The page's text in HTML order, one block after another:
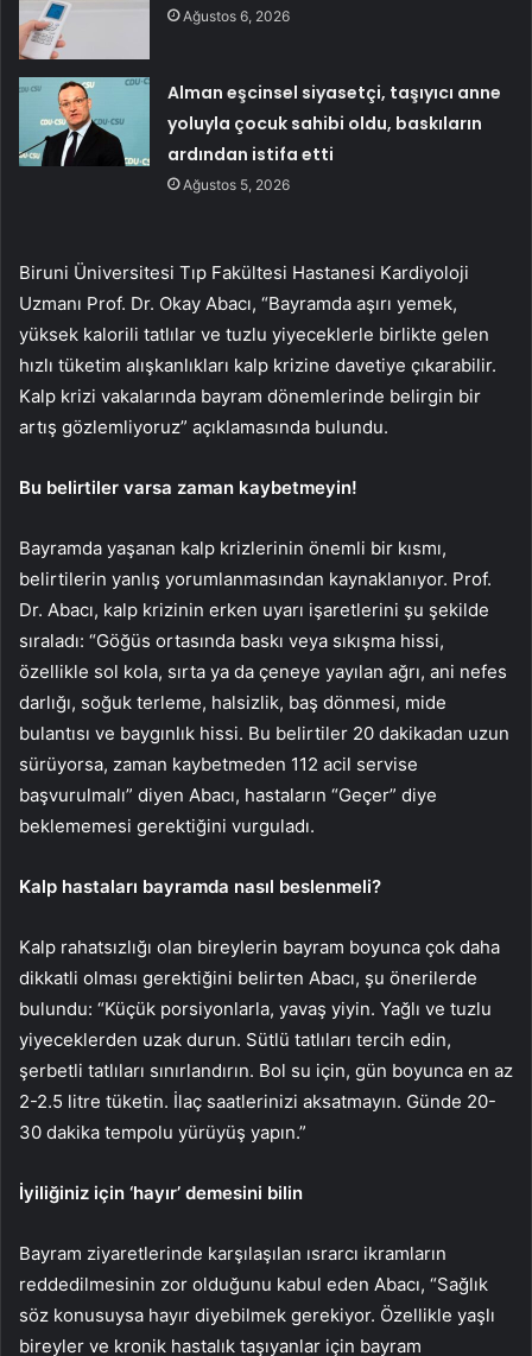
Ağustos 6, 2026
Alman eşcinsel siyasetçi, taşıyıcı anne
yoluyla çocuk sahibi oldu, baskıların
ardından istifa etti
Ağustos 5, 2026
Biruni Üniversitesi Tıp Fakültesi Hastanesi Kardiyoloji
Uzmanı Prof. Dr. Okay Abacı, “Bayramda aşırı yemek,
yüksek kalorili tatlılar ve tuzlu yiyeceklerle birlikte gelen
hızlı tüketim alışkanlıkları kalp krizine davetiye çıkarabilir.
Kalp krizi vakalarında bayram dönemlerinde belirgin bir
artış gözlemliyoruz” açıklamasında bulundu.
Bu belirtiler varsa zaman kaybetmeyin!
Bayramda yaşanan kalp krizlerinin önemli bir kısmı,
belirtilerin yanlış yorumlanmasından kaynaklanıyor. Prof.
Dr. Abacı, kalp krizinin erken uyarı işaretlerini şu şekilde
sıraladı: “Göğüs ortasında baskı veya sıkışma hissi,
özellikle sol kola, sırta ya da çeneye yayılan ağrı, ani nefes
darlığı, soğuk terleme, halsizlik, baş dönmesi, mide
bulantısı ve baygınlık hissi. Bu belirtiler 20 dakikadan uzun
sürüyorsa, zaman kaybetmeden 112 acil servise
başvurulmalı” diyen Abacı, hastaların “Geçer” diye
beklememesi gerektiğini vurguladı.
Kalp hastaları bayramda nasıl beslenmeli?
Kalp rahatsızlığı olan bireylerin bayram boyunca çok daha
dikkatli olması gerektiğini belirten Abacı, şu önerilerde
bulundu: “Küçük porsiyonlarla, yavaş yiyin. Yağlı ve tuzlu
yiyeceklerden uzak durun. Sütlü tatlıları tercih edin,
şerbetli tatlıları sınırlandırın. Bol su için, gün boyunca en az
2-2.5 litre tüketin. İlaç saatlerinizi aksatmayın. Günde 20-
30 dakika tempolu yürüyüş yapın.”
İyiliğiniz için ‘hayır’ demesini bilin
Bayram ziyaretlerinde karşılaşılan ısrarcı ikramların
reddedilmesinin zor olduğunu kabul eden Abacı, “Sağlık
söz konusuysa hayır diyebilmek gerekiyor. Özellikle yaşlı
bireyler ve kronik hastalık taşıyanlar için bayram